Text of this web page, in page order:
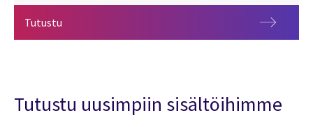
Tutustu Sosiaali- ja terveydenhuollon digitalisaatio
Tutustu uusimpiin sisältöihimme